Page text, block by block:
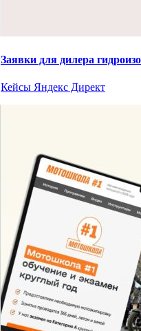
Заявки для дилера
Кейсы Яндекс Директ